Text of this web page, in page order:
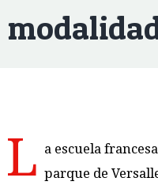
L a escuela
parque de